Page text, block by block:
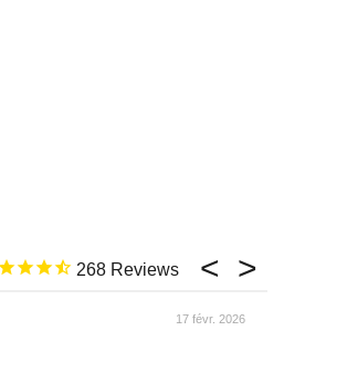
268
17 févr. 2026